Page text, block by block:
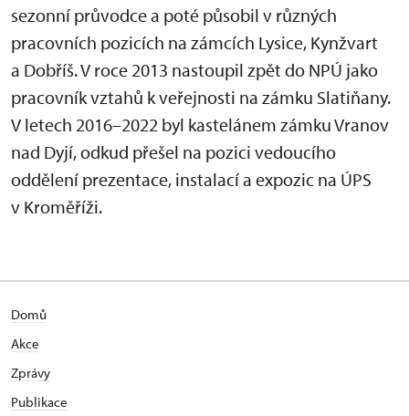
sezonní průvodce a poté působil v různých
pracovních pozicích na zámcích Lysice, Kynžvart
a Dobříš. V roce 2013 nastoupil zpět do NPÚ jako
pracovník vztahů k veřejnosti na zámku Slatiňany.
V letech 2016–2022 byl kastelánem zámku Vranov
nad Dyjí, odkud přešel na pozici vedoucího
oddělení prezentace, instalací a expozic na ÚPS
v Kroměříži.
Domů
Akce
Zprávy
Publikace